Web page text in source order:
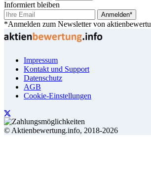
Informiert bleiben
Anmelden*
*Anmelden zum Newsletter von
Impressum
Kontakt und Support
Datenschutz
AGB
Cookie-Einstellungen
© Aktienbewertung.info, 2018-2026